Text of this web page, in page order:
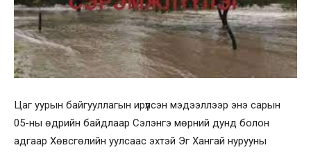
Цаг уурын байгууллагын ирүүлсэн мэдээллээр энэ сарын
05-ны өдрийн байдлаар Сэлэнгэ мөрний дунд болон
адгаар Хөвсгөлийн уулсаас эхтэй Эг Хангай нурууны